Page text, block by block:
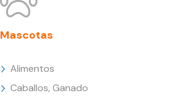
Mascotas
Alimentos
Caballos, Ganado